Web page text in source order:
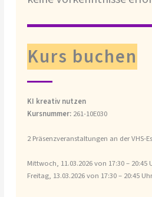
Kurs buchen
KI kreativ nutzen
Kursnummer: 261-10E030
2 Präsenzveranstaltungen an der VHS-
Mittwoch, 11.03.2026 von 17:30 – 20:45
Freitag, 13.03.2026 von 17:30 – 20:45 Uhr